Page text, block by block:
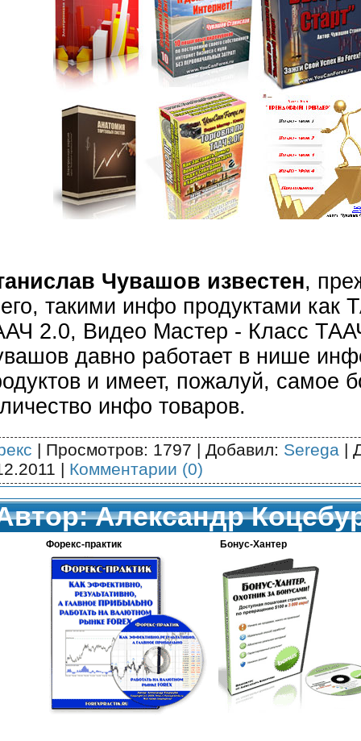
Чувашов известен,
такими инфо продуктами как
2.0, Видео Мастер - Класс
давно работает в нише
и имеет, пожалуй, самое
инфо товаров.
| Просмотров: 1797 | Добавил: Serega |
| Комментарии (0)
Александр
Форекс-практик Бонус-Хантер